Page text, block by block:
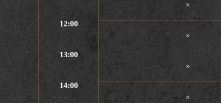
×
12:00
×
13:00
×
14:00
×